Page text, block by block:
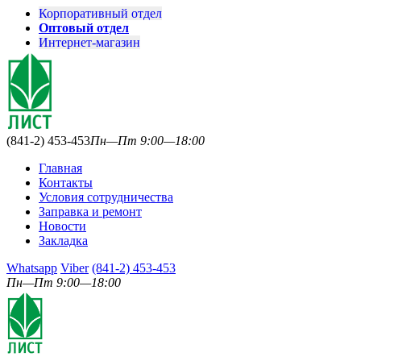
Корпоративный отдел
Оптовый отдел
Интернет-магазин
(841-2) 453-453Пн—Пт 9:00—18:00
Главная
Контакты
Условия сотрудничества
Заправка и ремонт
Новости
Закладка
Whatsapp Viber (841-2) 453-453
Пн—Пт 9:00—18:00